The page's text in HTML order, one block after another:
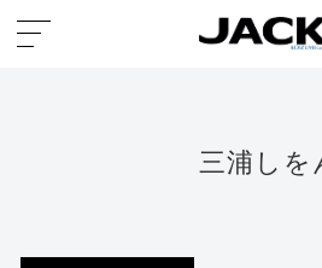
三浦しを